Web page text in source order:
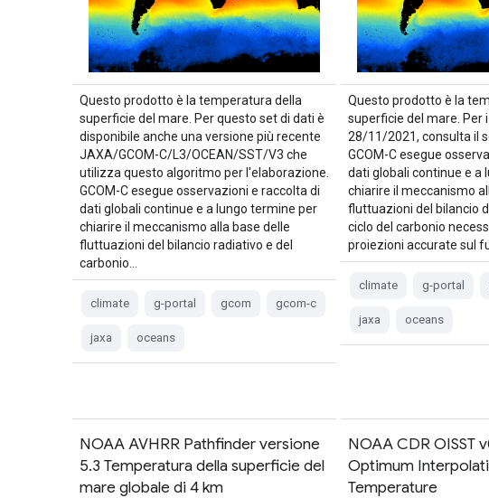
Questo prodotto è la temperatura della
superficie del mare. Per questo set di dati è
disponibile anche una versione più recente
JAXA/GCOM-C/L3/OCEAN/SST/V3 che
utilizza questo algoritmo per l'elaborazione.
GCOM-C esegue osservazioni e raccolta di
dati globali continue e a lungo termine per
chiarire il meccanismo alla base delle
fluttuazioni del bilancio radiativo e del
carbonio…
climate g-portal gcom gcom-c
jaxa oceans
Questo prodotto è la
superficie del mare. Per
28/11/2021, consulta il
GCOM-C esegue
dati globali continue e a
chiarire il meccanismo
fluttuazioni del bilancio
ciclo del carbonio
proiezioni accurate sul
climate g-portal
jaxa oceans
NOAA AVHRR Pathfinder versione
5.3 Temperatura della superficie del
mare globale di 4 km
NOAA CDR OISST
Optimum
Temperature